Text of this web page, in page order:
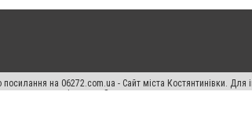
на 06272.com.ua - Сайт міста Костянтинівки.
прав переслідується Законом.